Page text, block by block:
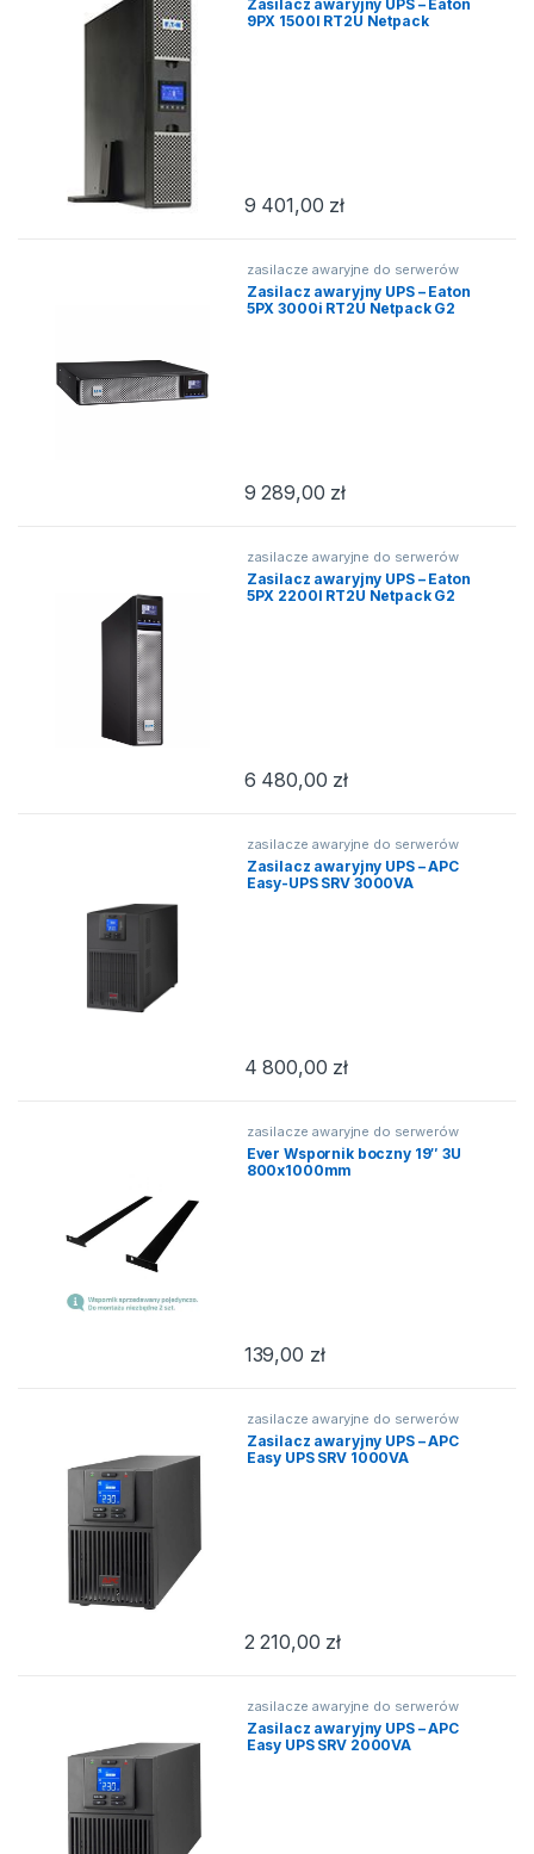
Zasilacz awaryjny UPS – Eaton
9PX 1500I RT2U Netpack
9 401,00 zł
zasilacze awaryjne do serwerów
Zasilacz awaryjny UPS – Eaton
5PX 3000i RT2U Netpack G2
9 289,00 zł
zasilacze awaryjne do serwerów
Zasilacz awaryjny UPS – Eaton
5PX 2200I RT2U Netpack G2
6 480,00 zł
zasilacze awaryjne do serwerów
Zasilacz awaryjny UPS – APC
Easy-UPS SRV 3000VA
4 800,00 zł
zasilacze awaryjne do serwerów
Ever Wspornik boczny 19″ 3U
800x1000mm
139,00 zł
zasilacze awaryjne do serwerów
Zasilacz awaryjny UPS – APC
Easy UPS SRV 1000VA
2 210,00 zł
zasilacze awaryjne do serwerów
Zasilacz awaryjny UPS – APC
Easy UPS SRV 2000VA